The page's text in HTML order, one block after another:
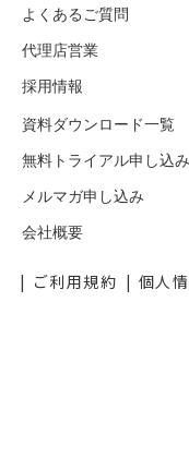
よくあるご質問
代理店営業
採用情報
資料ダウンロード一覧
無料トライアル申し込み
メルマガ申し込み
会社概要
ご利用規約 個人